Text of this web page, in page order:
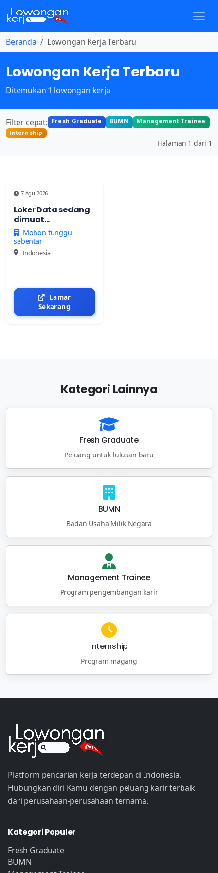
Beranda Lowongan Kerja Terbaru
Lowongan Kerja Terbaru
Ditemukan 1 lowongan kerja
Filter cepat: Fresh Graduate BUMN
Management Trainee
Internship
Halaman 1 dari 1
7 Agu 2026
Loker Data sedang
dimuat...
Mohon tunggu
sebentar
Indonesia
Lamar
Sekarang
Kategori Lainnya
Fresh Graduate
Peluang untuk lulusan baru
BUMN
Badan Usaha Milik Negara
Management Trainee
Program pengembangan karir
Internship
Program magang
Platform pencarian kerja terdepan di Indonesia.
Hubungkan diri Kamu dengan peluang karir terbaik
dari perusahaan-perusahaan ternama.
Kategori Populer
Fresh Graduate
BUMN